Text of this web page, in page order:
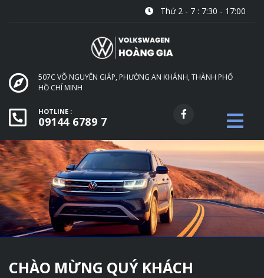
Thứ 2 - 7 : 7:30 - 17:00
507C VÕ NGUYÊN GIÁP, PHƯỜNG AN KHÁNH, THÀNH PHỐ
HỒ CHÍ MINH
HOTLINE :
09144 6789 7
CHÀO MỪNG QUÝ KHÁCH